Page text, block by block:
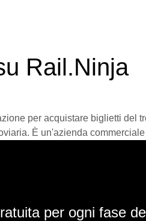
Rail.Ninja
per acquistare biglietti del
È un'azienda
per ogni fase